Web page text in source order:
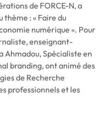
de FORCE-N, a
: « Faire du
numérique ». Pour
enseignant-
Ahmadou, Spécialiste en
branding, ont animé des
de Recherche
professionnels et les